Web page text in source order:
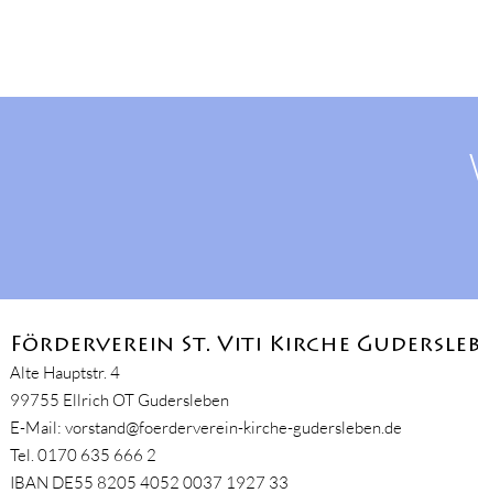
Förderverein St. Viti Kirche
Alte Hauptstr. 4
99755 Ellrich OT Gudersleben
E-Mail: vorstand@foerderverein-kirche-gudersleben.de
Tel. 0170 635 666 2
IBAN DE55 8205 4052 0037 1927 33